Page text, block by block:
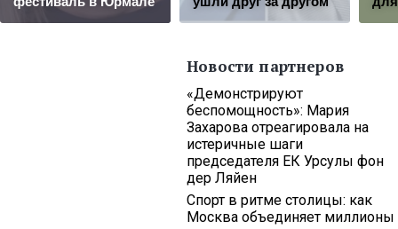
Новости партнеров
«Демонстрируют
беспомощность»: Мария
Захарова отреагировала на
истеричные шаги
председателя ЕК Урсулы фон
дер Ляйен
Спорт в ритме столицы: как
Москва объединяет миллионы